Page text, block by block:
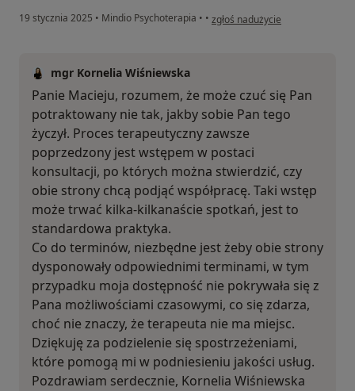
19 stycznia 2025 • Mindio Psychoterapia • • w opinii użytkownika Maciej
zgłoś nadużycie
mgr Kornelia Wiśniewska
Panie Macieju, rozumem, że może czuć się Pan
potraktowany nie tak, jakby sobie Pan tego
życzył. Proces terapeutyczny zawsze
poprzedzony jest wstępem w postaci
konsultacji, po których można stwierdzić, czy
obie strony chcą podjąć współpracę. Taki wstęp
może trwać kilka-kilkanaście spotkań, jest to
standardowa praktyka.
Co do terminów, niezbędne jest żeby obie strony
dysponowały odpowiednimi terminami, w tym
przypadku moja dostępność nie pokrywała się z
Pana możliwościami czasowymi, co się zdarza,
choć nie znaczy, że terapeuta nie ma miejsc.
Dziękuję za podzielenie się spostrzeżeniami,
które pomogą mi w podniesieniu jakości usług.
Pozdrawiam serdecznie, Kornelia Wiśniewska